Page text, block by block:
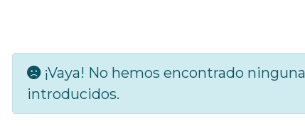
¡Vaya! No hemos encontrado
introducidos.